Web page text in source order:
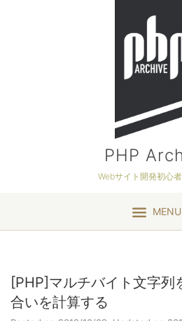
PHP
Webサイト開発初心
MENU
[PHP]マルチバイト文字列
合いを計算する